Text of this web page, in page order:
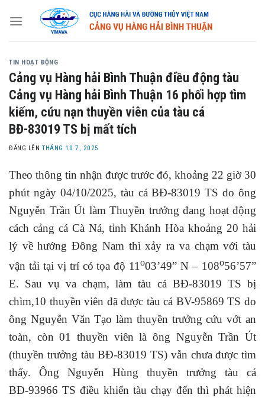
TIN HOẠT ĐỘNG
Cảng vụ Hàng hải Bình Thuận điều động tàu
Cảng vụ Hàng hải Bình Thuận 16 phối hợp tìm
kiếm, cứu nạn thuyền viên của tàu cá
BĐ-83019 TS bị mất tích
ĐĂNG LÊNTHÁNG 10 7, 2025
Theo thông tin nhận được trước đó, khoảng 22 giờ 30
phút ngày 04/10/2025, tàu cá BĐ-83019 TS do ông
Nguyễn Trần Út làm Thuyền trưởng đang hoạt động
cách cảng cá Cà Ná, tỉnh Khánh Hòa khoảng 20 hải
lý về hướng Đông Nam thì xảy ra va chạm với tàu
vận tải tại vị trí có tọa độ 11o03’49” N – 108o56’57”
E. Sau vụ va chạm, làm tàu cá BĐ-83019 TS bị
chìm,10 thuyền viên đã được tàu cá BV-95869 TS do
ông Nguyễn Văn Tạo làm thuyền trưởng cứu vớt an
toàn, còn 01 thuyền viên là ông Nguyễn Trần Út
(thuyền trưởng tàu BĐ-83019 TS) vẫn chưa được tìm
thấy. Ông Nguyễn Hùng thuyền trưởng tàu cá
BĐ-93966 TS điều khiển tàu chạy đến thì phát hiện